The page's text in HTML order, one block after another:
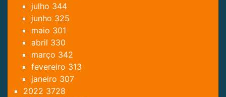
julho 344
junho 325
maio 301
abril 330
março 342
fevereiro 313
janeiro 307
2022 3728